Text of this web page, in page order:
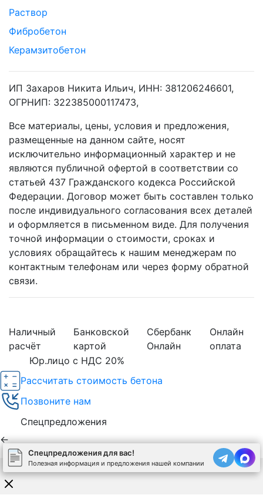
Раствор
Фибробетон
Керамзитобетон
ИП Захаров Никита Ильич, ИНН: 381206246601,
ОГРНИП: 322385000117473,
Все материалы, цены, условия и предложения,
размещенные на данном сайте, носят
исключительно информационный характер и не
являются публичной офертой в соответствии со
статьей 437 Гражданского кодекса Российской
Федерации. Договор может быть составлен только
после индивидуального согласования всех деталей
и оформляется в письменном виде. Для получения
точной информации о стоимости, сроках и
условиях обращайтесь к нашим менеджерам по
контактным телефонам или через форму обратной
связи.
Наличный
расчёт
Банковской
картой
Сбербанк
Онлайн
Онлайн
оплата
Юр.лицо с НДС 20%
Спецпредложения для вас!
Полезная информация и предложения нашей компании
Рассчитать стоимость бетона
Позвоните нам
Спецпредложения
←
Используя сайт, вы соглашаетесь на обработку cookies